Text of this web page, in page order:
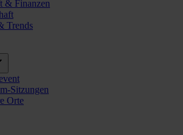
& Finanzen
Trends
Sitzungen
Orte